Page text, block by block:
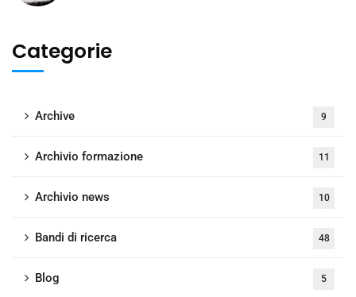
Categorie
Archive 9
Archivio formazione 11
Archivio news 10
Bandi di ricerca 48
Blog 5